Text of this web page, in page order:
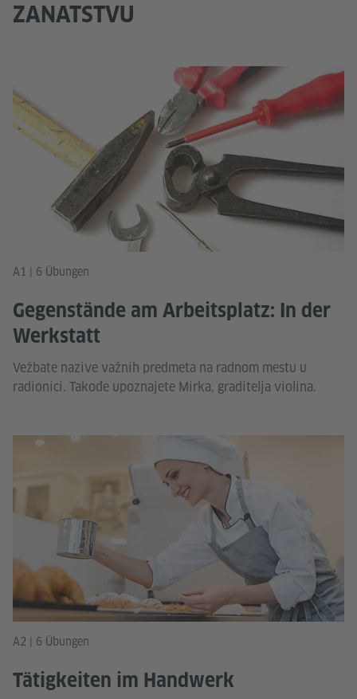
ZANATSTVU
A1 | 6 Übungen
Gegenstände am Arbeitsplatz: In der
Werkstatt
Vežbate nazive važnih predmeta na radnom mestu u
radionici. Takođe upoznajete Mirka, graditelja violina.
A2 | 6 Übungen
Tätigkeiten im Handwerk